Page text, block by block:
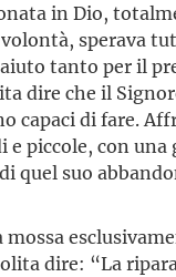
in Dio,
sperava
tanto per il
dire che il
capaci di fare.
piccole, con una
quel suo
dire: “La